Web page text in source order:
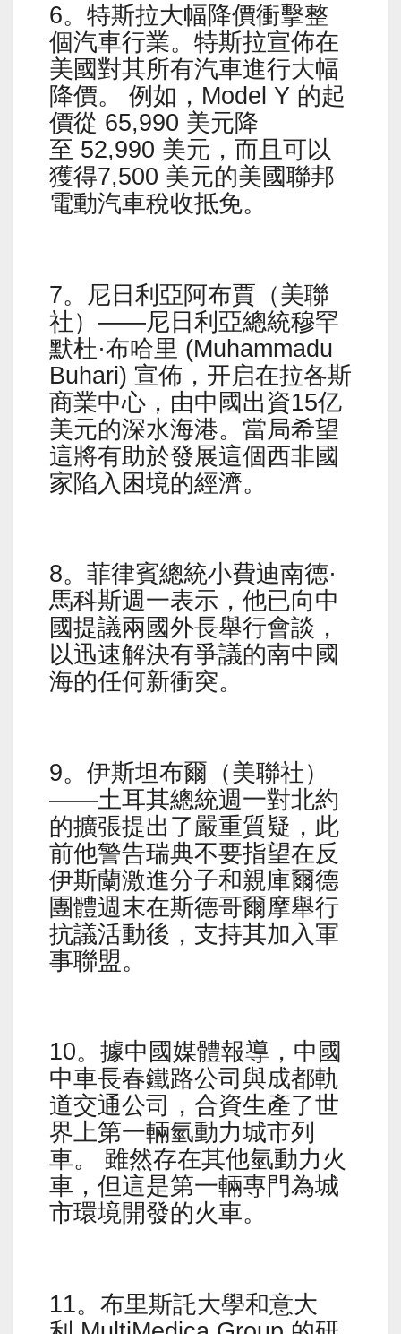
6。特斯拉大幅降價衝擊整
個汽車行業。特斯拉宣佈在
美國對其所有汽車進行大幅
降價。 例如，Model Y 的起
價從 65,990 美元降
至 52,990 美元，而且可以
獲得7,500 美元的美國聯邦
電動汽車稅收抵免。
7。尼日利亞阿布賈（美聯
社）——尼日利亞總統穆罕
默杜·布哈里 (Muhammadu
Buhari) 宣佈，开启在拉各斯
商業中心，由中國出資15亿
美元的深水海港。當局希望
這將有助於發展這個西非國
家陷入困境的經濟。
8。菲律賓總統小費迪南德·
馬科斯週一表示，他已向中
國提議兩國外長舉行會談，
以迅速解決有爭議的南中國
海的任何新衝突。
9。伊斯坦布爾（美聯社）
——土耳其總統週一對北約
的擴張提出了嚴重質疑，此
前他警告瑞典不要指望在反
伊斯蘭激進分子和親庫爾德
團體週末在斯德哥爾摩舉行
抗議活動後，支持其加入軍
事聯盟。
10。據中國媒體報導，中國
中車長春鐵路公司與成都軌
道交通公司，合資生產了世
界上第一輛氫動力城市列
車。 雖然存在其他氫動力火
車，但這是第一輛專門為城
市環境開發的火車。
11。布里斯託大學和意大